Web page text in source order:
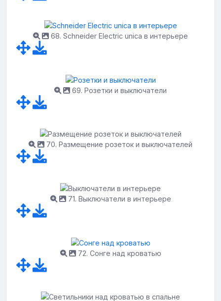
68. Schneider Electric unica в интерьере
69. Розетки и выключатели
70. Размещение розеток и выключателей
71. Выключатели в интерьере
72. Сонге над кроватью